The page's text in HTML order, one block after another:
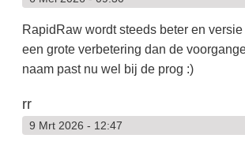
RapidRaw wordt steeds beter en
een grote verbetering dan de
naam past nu wel bij de prog :)
rr
9 Mrt 2026 - 12:47